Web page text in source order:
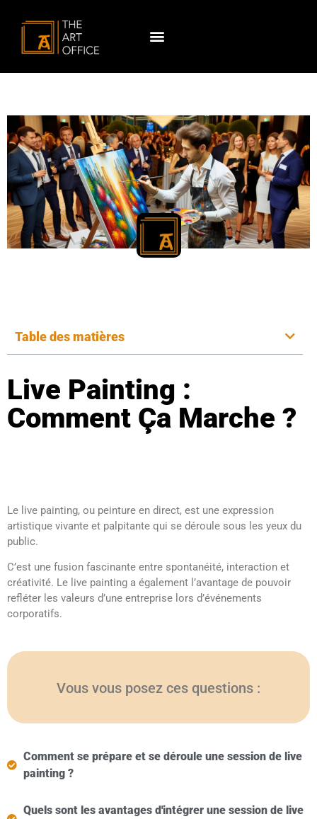
Table des matières
Live Painting :
Comment Ça Marche ?
Le live painting, ou peinture en direct, est une expression
artistique vivante et palpitante qui se déroule sous les yeux du
public.
C’est une fusion fascinante entre spontanéité, interaction et
créativité. Le live painting a également l’avantage de pouvoir
refléter les valeurs d’une entreprise lors d’événements
corporatifs.
Vous vous posez ces questions :
Comment se prépare et se déroule une session de live
painting ?
Quels sont les avantages d'intégrer une session de live